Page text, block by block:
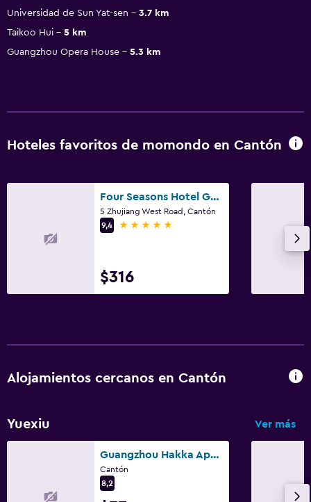
Universidad de Sun Yat-sen
3.7 km
Taikoo Hui
5 km
Guangzhou Opera House
5.3 km
Hoteles favoritos de momondo en Cantón
Four Seasons Hotel Guangzhou
5 Zhujiang West Road, Cantón
9,4
5 estrellas
$316
Alojamientos cercanos en Cantón
Yuexiu Ver más
Guangzhou Hakka Apartment Beijing Road
Cantón
8,2